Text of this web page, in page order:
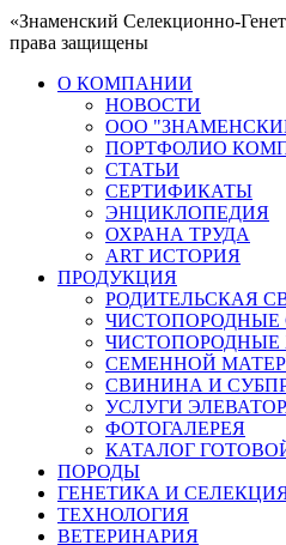
«Знаменский Селекционно-
права защищены
О КОМПАНИИ
НОВОСТИ
ООО
ПОРТФОЛИО
СТАТЬИ
СЕРТИФИКАТЫ
ЭНЦИКЛОПЕДИЯ
ОХРАНА ТРУДА
ART ИСТОРИЯ
ПРОДУКЦИЯ
РОДИТЕЛЬСКАЯ
ЧИСТОПОРОДНЫЕ
СЕМЕННОЙ
СВИНИНА И
УСЛУГИ
ФОТОГАЛЕРЕЯ
КАТАЛОГ
ПОРОДЫ
ГЕНЕТИКА И
ТЕХНОЛОГИЯ
ВЕТЕРИНАРИЯ